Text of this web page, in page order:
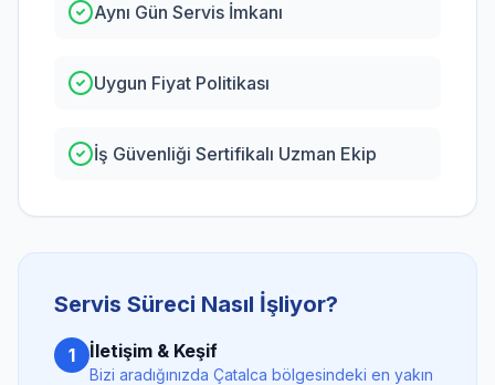
Aynı Gün Servis İmkanı
Uygun Fiyat Politikası
İş Güvenliği Sertifikalı Uzman Ekip
Servis Süreci Nasıl İşliyor?
1 İletişim & Keşif
Bizi aradığınızda Çatalca bölgesindeki en yakın